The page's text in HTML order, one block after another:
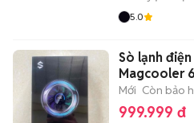
5.0
Sò lạnh
Magcooler
Mới Còn bảo
999.999 đ